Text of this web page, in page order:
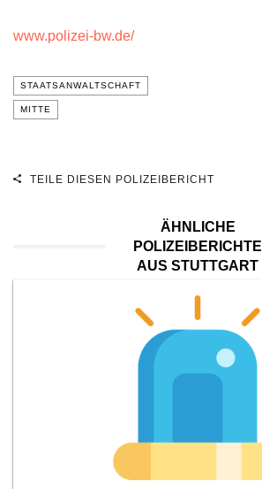
www.polizei-bw.de/
STAATSANWALTSCHAFT
MITTE
TEILE DIESEN POLIZEIBERICHT
ÄHNLICHE
POLIZEIBERICHTE
AUS STUTTGART